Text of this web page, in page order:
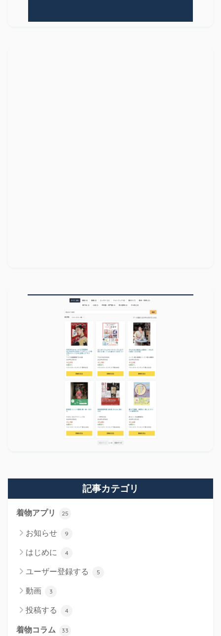
記事カテゴリ
着物アプリ 25
お知らせ 9
はじめに 4
ユーザー登録する 5
動画 3
投稿する 4
着物コラム 33